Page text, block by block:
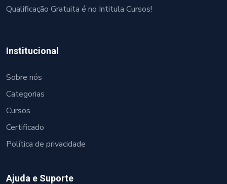
Qualificação Gratuita é no Intitula Cursos!
Institucional
Sobre nós
Categorias
Cursos
Certificado
Política de privacidade
Ajuda e Suporte